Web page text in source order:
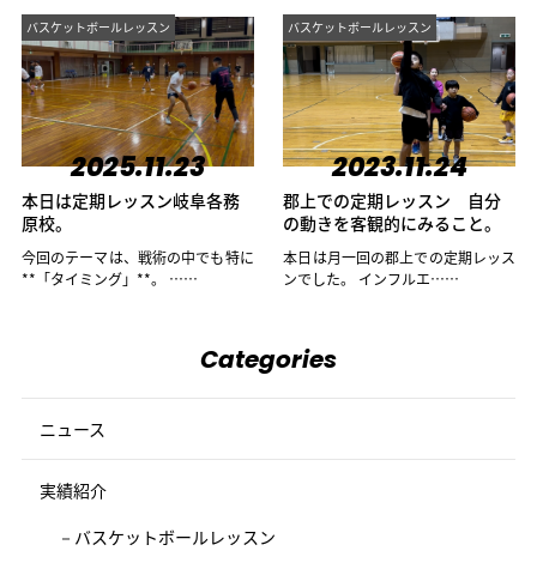
バスケットボールレッスン
2025.11.23
本日は定期レッスン岐阜各務
原校。
今回のテーマは、戦術の中でも特に
**「タイミング」**。 ……
バスケットボールレッスン
2023.11.24
郡上での定期レッスン 自分
の動きを客観的にみること。
本日は月一回の郡上での定期レッス
ンでした。 インフルエ……
Categories
ニュース
実績紹介
バスケットボールレッスン